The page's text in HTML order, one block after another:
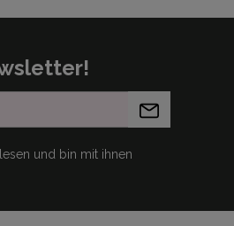
und bin mit ihnen